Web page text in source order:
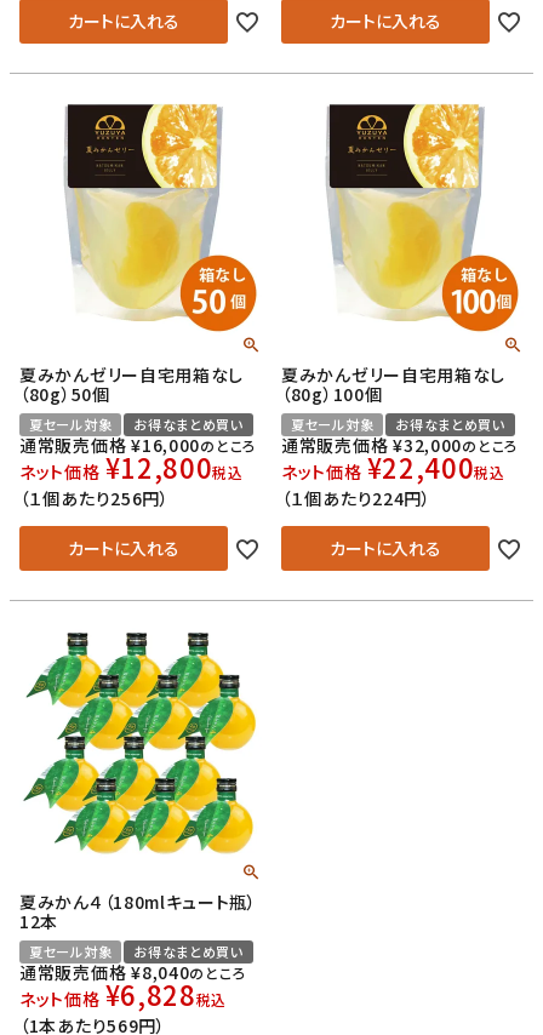
カートに入れる カートに入れる
夏みかんゼリー自宅用箱なし
（80g）50個
夏セール対象 お得なまとめ買い
通常販売価格 ¥16,000のところ
ネット価格 ¥12,800税込
（１個あたり256円）
カートに入れる
夏みかんゼリー自宅用箱なし
（80g）100個
夏セール対象 お得なまとめ買い
通常販売価格 ¥32,000のところ
ネット価格 ¥22,400税込
（１個あたり224円）
カートに入れる
夏みかん４（180mlキュート瓶）
12本
夏セール対象 お得なまとめ買い
通常販売価格 ¥8,040のところ
ネット価格 ¥6,828税込
（1本あたり569円）